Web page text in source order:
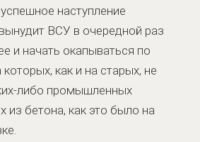
наступление
ВСУ в очередной раз
и начать окапываться по
как и на старых, не
либо промышленных
из бетона, как это было на